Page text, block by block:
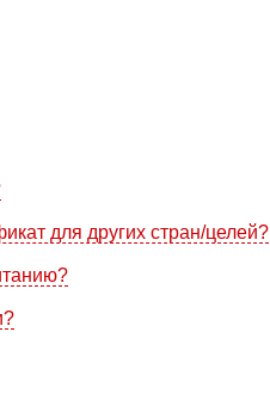
для других стран/целей?